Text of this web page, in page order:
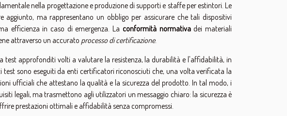
nella progettazione e produzione di supporti e staffe per estintori. Le
aggiunto, ma rappresentano un obbligo per assicurare che tali dispositivi
efficienza in caso di emergenza. La conformità normativadei materiali
attraverso un accurato processo di certificazione.
test approfonditi volti a valutare la resistenza, la durabilità e l'affidabilità, in
test sono eseguiti da enti certificatori riconosciuti che, una volta verificata la
ufficiali che attestano la qualità e la sicurezza del prodotto. In tal modo, i
legali, ma trasmettono agli utilizzatori un messaggio chiaro: la sicurezza è
prestazioni ottimali e affidabilità senza compromessi.